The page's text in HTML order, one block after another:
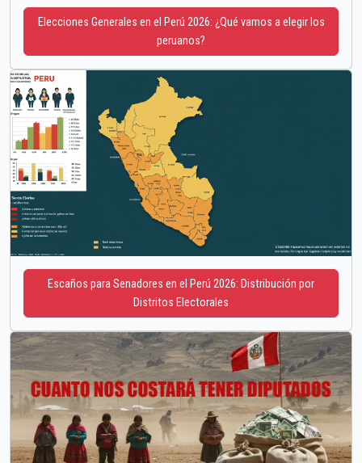
Elecciones Generales en el Perú 2026: ¿Qué vamos a elegir los
peruanos?
Escaños para Senadores en el Perú 2026: Distribución por
Distritos Electorales